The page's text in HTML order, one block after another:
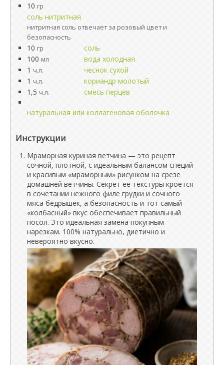
10 гр
соль нитритная
нитритная соль отвечает за розовый цвет и
безопасность
10 гр
соль
100 мл
вода холодная
1 ч.л.
чеснок сухой
1 ч.л.
кориандр молотый
1,5 ч.л. смесь перцев
натуральная или коллагеновая оболочка
Инструкции
Мраморная куриная ветчина — это рецепт
сочной, плотной, с идеальным балансом специй
и красивым «мраморным» рисунком на срезе
домашней ветчины. Секрет её текстуры кроется
в сочетании нежного филе грудки и сочного
мяса бёдрышек, а безопасность и тот самый
«колбасный» вкус обеспечивает правильный
посол. Это идеальная замена покупным
нарезкам. 100% натурально, диетично и
невероятно вкусно.